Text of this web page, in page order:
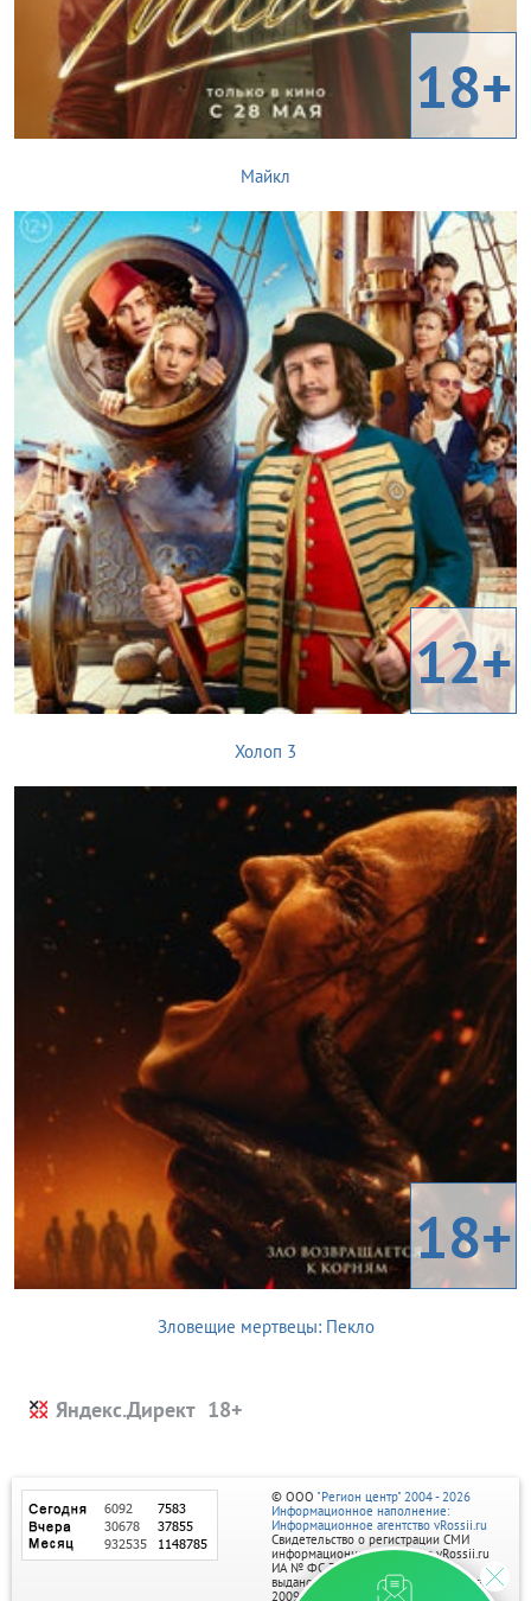
18+
Майкл
12+
Холоп 3
18+
Зловещие мертвецы: Пекло
Яндекс.Директ
© ООО "Регион центр" 2004 - 2026
Информационное наполнение:
Информационное агентство vRossii.ru
Свидетельство о регистрации СМИ
информационного агентства vRossii.ru
ИА № ФС 77‑35502
выдано РОСКОМНАДЗОРом 04 марта
2009г.